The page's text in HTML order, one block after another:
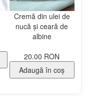
Cremă din ulei de
nucă și ceară de
albine
20.00 RON
Adaugă în coş